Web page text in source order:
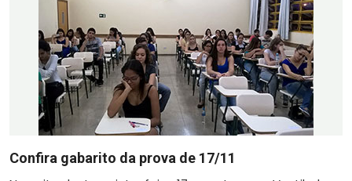
Confira gabarito da prova de 17/11